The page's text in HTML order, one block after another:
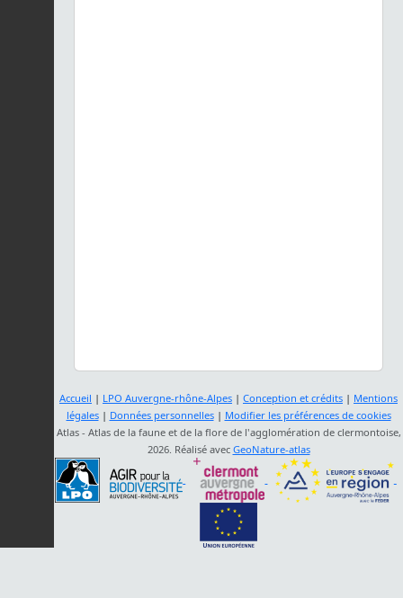
Accueil | LPO Auvergne-rhône-Alpes | Conception et crédits | Mentions
légales| Données personnelles| Modifier les préférences de cookies
Atlas - Atlas de la faune et de la flore de l'agglomération de clermontoise,
2026. Réalisé avec GeoNature-atlas